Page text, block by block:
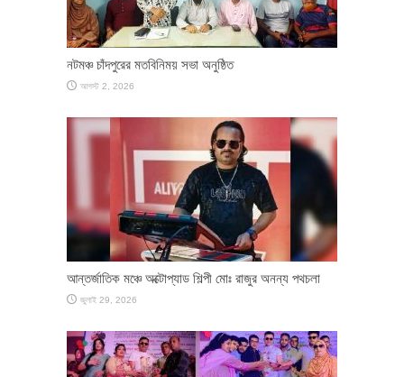
নটমঞ্চ চাঁদপুরের মতবিনিময় সভা অনুষ্ঠিত
আগস্ট 2, 2026
আন্তর্জাতিক মঞ্চে অক্টোপ্যাড শিল্পী মোঃ রাজুর অনন্য পথচলা
জুলাই 29, 2026